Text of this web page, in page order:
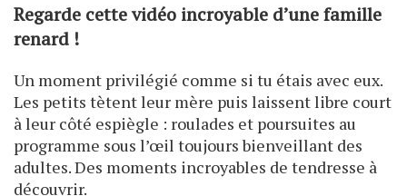
Regarde cette vidéo incroyable d’une famille
renard !
Un moment privilégié comme si tu étais avec eux.
Les petits tètent leur mère puis laissent libre court
à leur côté espiègle : roulades et poursuites au
programme sous l’œil toujours bienveillant des
adultes. Des moments incroyables de tendresse à
découvrir.